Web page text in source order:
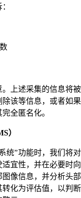
上述采集的信息将被
该等信息，或者如果
全匿名化。
）
统”功能时，我们将对
宜性，并在必要时向
像信息，并分析头部
化为评估值，以判断